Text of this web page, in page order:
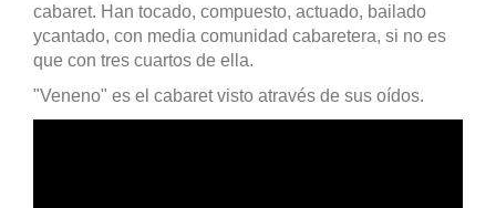
cabaret. Han tocado, compuesto, actuado, bailado
ycantado, con media comunidad cabaretera, si no es
que con tres cuartos de ella.
"Veneno" es el cabaret visto através de sus oídos.